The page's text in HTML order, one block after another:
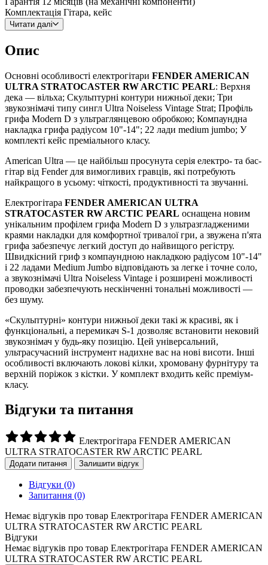
Комплектація Гітара, кейс
Читати далі
Опис
Основні особливості електрогітари FENDER AMERICAN
ULTRA STRATOCASTER RW ARCTIC PEARL: Верхня
дека — вільха; Скульптурні контури нижньої деки; Три
звукознімачі типу сингл Ultra Noiseless Vintage Strat; Профіль
грифа Modern D з ультраглянцевою обробкою; Компаундна
накладка грифа радіусом 10"-14"; 22 лади medium jumbo; У
комплекті кейс преміального класу.
American Ultra — це найбільш просунута серія електро- та бас-
гітар від Fender для вимогливих гравців, які потребують
найкращого в усьому: чіткості, продуктивності та звучанні.
Електрогітара FENDER AMERICAN ULTRA
STRATOCASTER RW ARCTIC PEARL оснащена новим
унікальним профілем грифа Modern D з ультразгладженими
краями накладки для комфортної тривалої гри, а звужена п'ята
грифа забезпечує легкий доступ до найвищого регістру.
Швидкісний гриф з компаундною накладкою радіусом 10"-14"
і 22 ладами Medium Jumbo відповідають за легке і точне соло,
а звукознімачі Ultra Noiseless Vintage і розширені можливості
проводки забезпечують нескінченні тональні можливості —
без шуму.
«Скульптурні» контури нижньої деки такі ж красиві, як і
функціональні, а перемикач S-1 дозволяє встановити нековий
звукознімач у будь-яку позицію. Цей універсальний,
ультрасучасний інструмент надихне вас на нові висоти. Інші
особливості включають локові кілки, хромовану фурнітуру та
верхній поріжок з кістки. У комплект входить кейс преміум-
класу.
Відгуки та питання
Електрогітара FENDER AMERICAN
ULTRA STRATOCASTER RW ARCTIC PEARL
Додати питання Залишити відгук
Відгуки (0)
Запитання (0)
Немає відгуків про товар Електрогітара FENDER AMERICAN
ULTRA STRATOCASTER RW ARCTIC PEARL
Відгуки
Немає відгуків про товар Електрогітара FENDER AMERICAN
ULTRA STRATOCASTER RW ARCTIC PEARL